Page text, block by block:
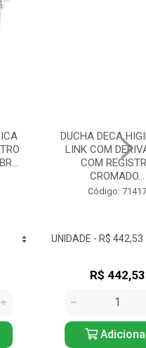
DUCHA DECA HIGIENICA
LINK COM DERIVAÇÃO
COM REGISTRO
CROMADO...
Código: 71417
R$ 442,53
Adicionar